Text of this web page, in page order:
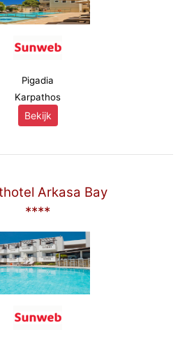
Pigadia
Karpathos
Bekijk
Arkasa Bay
****